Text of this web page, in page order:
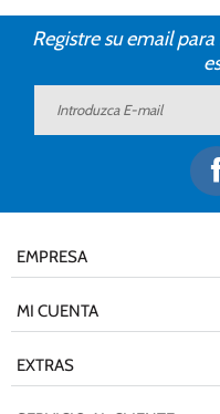
Registre su email
EMPRESA
MI CUENTA
EXTRAS